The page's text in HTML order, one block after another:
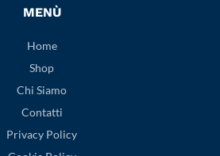
MENÙ
Home
Shop
Chi Siamo
Contatti
Privacy Policy